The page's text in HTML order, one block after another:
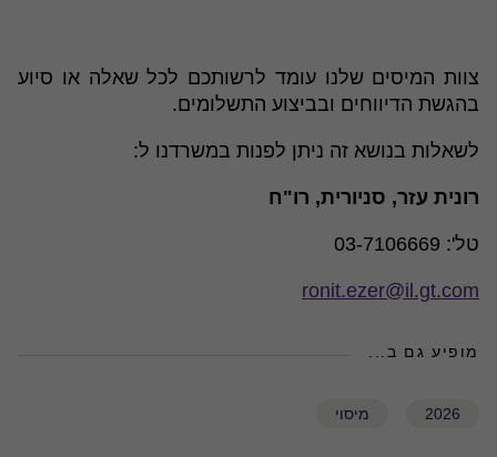
צוות המיסים שלנו עומד לרשותכם לכל שאלה או סיוע
בהגשת הדיווחים ובביצוע התשלומים.
לשאלות בנושא זה ניתן לפנות במשרדנו ל:
רונית עזר, סניורית, רו"ח
טל': 03-7106669
ronit.ezer@il.gt.com
מופיע גם ב...
2026 מיסוי